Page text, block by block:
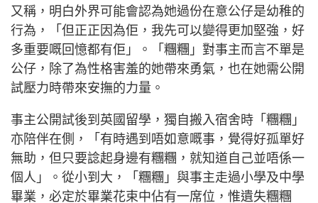
又稱，明白外界可能會認為她過份在意公仔是幼稚的
行為，「但正正因為佢，我先可以變得更加堅強，好
多重要嘅回憶都有佢」。「糰糰」對事主而言不單是
公仔，除了為性格害羞的她帶來勇氣，也在她需公開
試壓力時帶來安撫的力量。
事主公開試後到英國留學，獨自搬入宿舍時「糰糰」
亦陪伴在側，「有時遇到唔如意嘅事，覺得好孤單好
無助，但只要諗起身邊有糰糰，就知道自己並唔係一
個人」。從小到大，「糰糰」與事主走過小學及中學
畢業，必定於畢業花束中佔有一席位，惟遺失糰糰